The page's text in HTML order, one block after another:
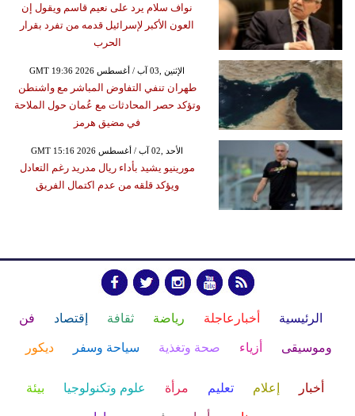
نواف سلام يرد على نعيم قاسم ويقول إن
العون الأكبر لإسرائيل قدمه من تفرد بقرار
الحرب
GMT 19:36 2026 الإثنين ,03 آب / أغسطس
طهران تنفي التفاوض المباشر مع واشنطن
وتؤكد حصر المحادثات مع عُمان حول الملاحة
في مضيق هرمز
GMT 15:16 2026 الأحد ,02 آب / أغسطس
مورينيو يشيد بأداء ريال مدريد رغم التعادل
ويؤكد قلقه من عدم اكتمال الفريق
الرئيسية أخبارعاجلة رياضة ثقافة إقتصاد فن
وموسيقى أزياء صحة وتغذية سياحة وسفر ديكور
أخبار إعلام تعليم مرأة علوم وتكنولوجيا بيئة